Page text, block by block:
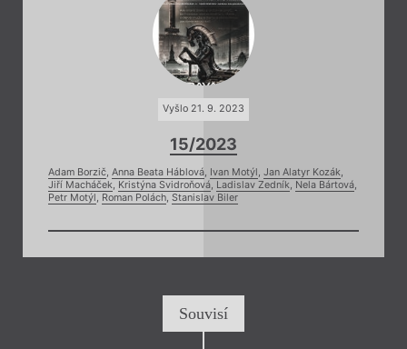
Vyšlo 21. 9. 2023
15/2023
Adam Borzič, Anna Beata Háblová, Ivan Motýl, Jan Alatyr Kozák,
Jiří Macháček, Kristýna Svidroňová, Ladislav Zedník, Nela Bártová,
Petr Motýl, Roman Polách, Stanislav Biler
Souvisí